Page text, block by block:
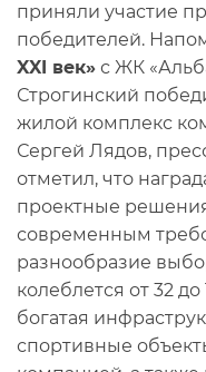
приняли участие
победителей.
XXI век» с ЖК
Строгинский
жилой комплекс
Сергей Лядов,
отметил, что
проектные
современным
разнообразие
колеблется от 32
богатая
спортивные